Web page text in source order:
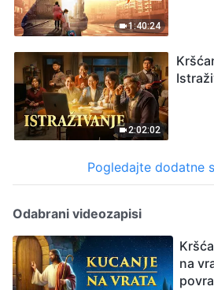
1:40:24
2:02:02
Pogledajte dodatne
Odabrani videozapisi
na